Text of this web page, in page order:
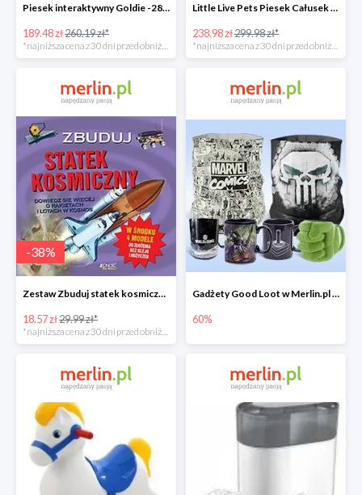
Piesek interaktywny Goldie -28%
189.48 zł260.19 zł*
Little Live Pets Piesek Całusek Rollie -21%
238.98 zł299.98 zł*
-38%
Zestaw Zbuduj statek kosmiczny do -39%
18.57 zł29.99 zł*
*najniższa cena z 30 dni przed obniżką
Gadżety Good Loot w Merlin.pl do -60%
60%